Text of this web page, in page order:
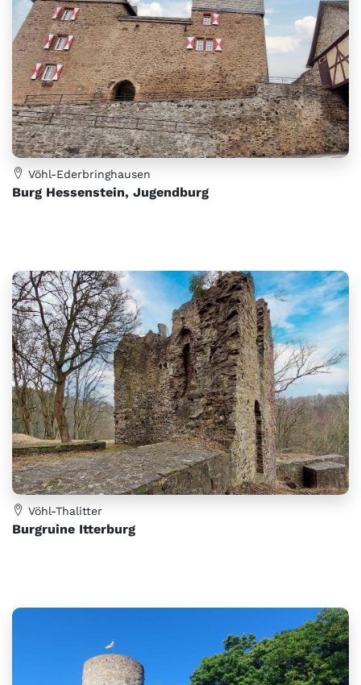
Vöhl-Ederbringhausen
Burg Hessenstein, Jugendburg
Vöhl-Thalitter
Burgruine Itterburg